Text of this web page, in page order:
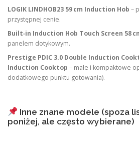
LOGIK LINDHOB23 59 cm Induction Hob –
przystępnej cenie.
Built‑in Induction Hob Touch Screen 58
panelem dotykowym.
Prestige PDIC 3.0 Double Induction
Induction Cooktop – małe i kompaktowe
dodatkowego punktu gotowania).
Inne znane modele (spoza
poniżej, ale często wybierane)